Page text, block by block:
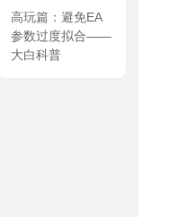
高玩篇：避免EA
参数过度拟合——
大白科普